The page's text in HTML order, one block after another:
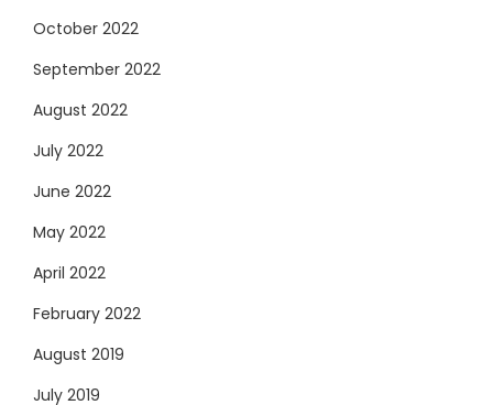
October 2022
September 2022
August 2022
July 2022
June 2022
May 2022
April 2022
February 2022
August 2019
July 2019